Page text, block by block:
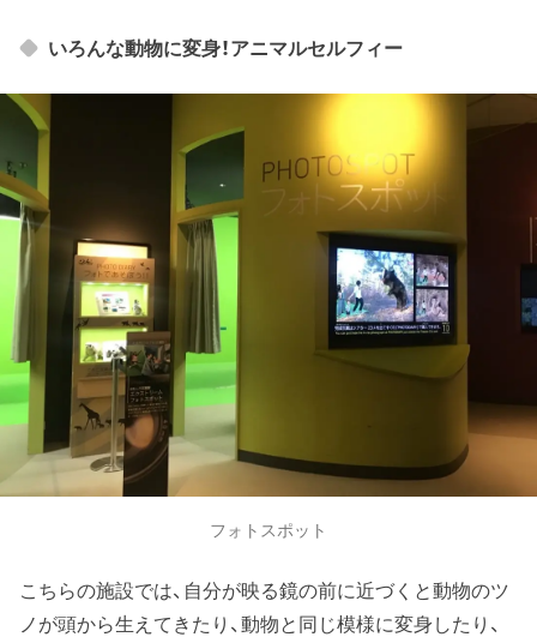
いろんな動物に変身！アニマルセルフィー
フォトスポット
こちらの施設では、自分が映る鏡の前に近づくと動物のツ
ノが頭から生えてきたり、動物と同じ模様に変身したり、